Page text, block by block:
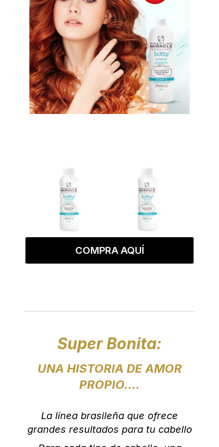
COMPRA AQUÍ
Super Bonita:
UNA HISTORIA DE AMOR
PROPIO....
La línea brasileña que ofrece
grandes resultados para tu cabello